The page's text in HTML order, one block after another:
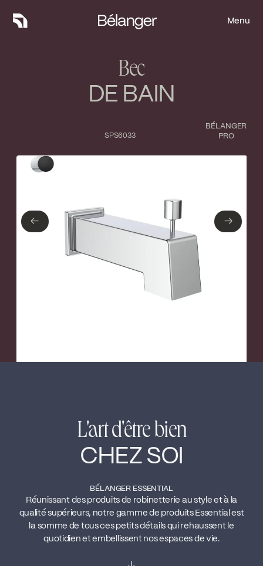
Menu
Menu
Bec
DE BAIN
BÉLANGER
PRO
SPS6033
Type de finition
Noir mat
← →
L'art d'être bien
CHEZ SOI
BÉLANGER ESSENTIAL
Réunissant des produits de robinetterie au style et à la
qualité supérieurs, notre gamme de produits Essential est
la somme de tous ces petits détails qui rehaussent le
quotidien et embellissent nos espaces de vie.